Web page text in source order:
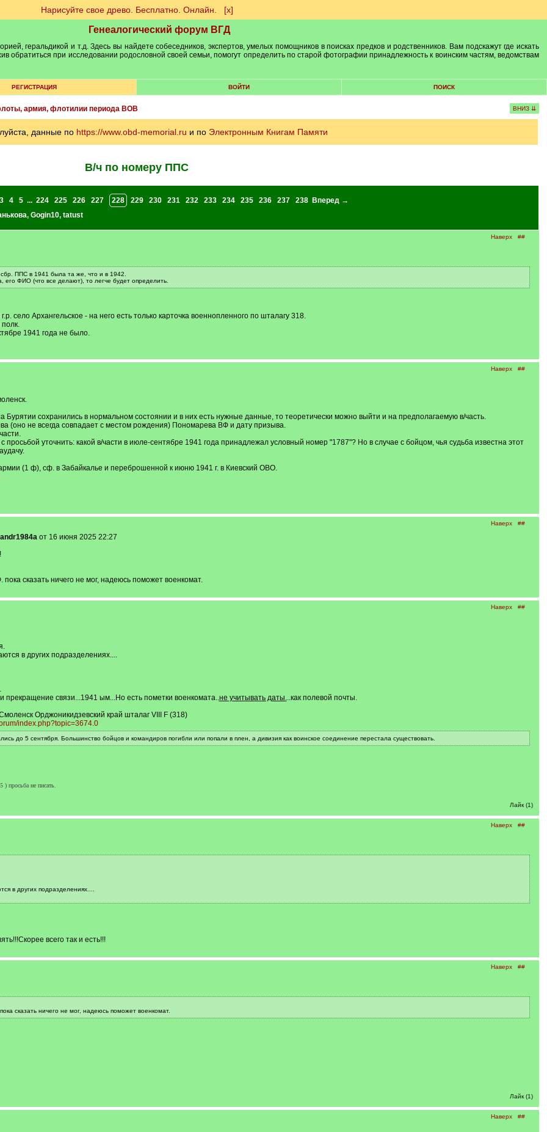
Нарисуйте свое древо. Бесплатно. Онлайн. [х]
Генеалогический форум ВГД
геральдикой и т.д. Здесь вы найдете собеседников, экспертов, умелых помощников в поисках предков и родственников. Вам подскажут где искать
обратиться при исследовании родословной своей семьи, помогут определить по старой фотографии принадлежность к воинским частям, ведомствам
РЕГИСТРАЦИЯ ВОЙТИ ПОИСК
армия, флотилии периода ВОВ ВНИЗ ⇊
данные по https://www.obd-memorial.ru и по Электронным Книгам Памяти
В/ч по номеру ППС
3 4 5 ... 224 225 226 227 228 229 230 231 232 233 234 235 236 237 238
Вперед →
, Gogin10, tatust
Наверх ##
ППС в 1941 была та же, что и в 1942.
его ФИО (что все делают), то легче будет определить.
село Архангельское - на него есть только карточка военнопленного по шталагу 318.
1941 года не было.
Наверх ##
Бурятии сохранились в нормальном состоянии и в них есть нужные данные, то теоретически можно выйти и на предполагаемую в/часть.
(оно не всегда совпадает с местом рождения) Пономарева ВФ и дату призыва.
уточнить: какой в/части в июле-сентябре 1941 года принадлежал условный номер "1787"? Но в случае с бойцом, чья судьба известна этот
(1 ф), сф. в Забайкалье и переброшенной к июню 1941 г. в Киевский ОВО.
Наверх ##
от 16 июня 2025 22:27
сказать ничего не мог, надеюсь поможет военкомат.
Наверх ##
в других подразделениях....
прекращение связи...1941 ым...Но есть пометки военкомата..не учитывать даты...как полевой почты.
Орджоникидзевский край шталаг VIII F (318)
index.php?topic=3674.0
до 5 сентября. Большинство бойцов и командиров погибли или попали в плен, а дивизия как воинское соединение перестала существовать.
просьба не писать.
Лайк (1)
Наверх ##
в других подразделениях....
всего так и есть!!!
Наверх ##
сказать ничего не мог, надеюсь поможет военкомат.
Лайк (1)
Наверх ##